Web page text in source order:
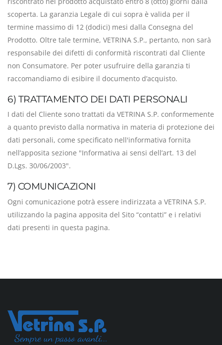
scoperta. La garanzia Legale di cui sopra è valida per il
termine massimo di 12 (dodici) mesi dalla Consegna del
Prodotto. Oltre tale termine, VETRINA S.P., pertanto, non sarà
responsabile dei difetti di conformità riscontrati dal Cliente
non Consumatore. Per poter usufruire della garanzia ti
raccomandiamo di esibire il documento d’acquisto.
6) TRATTAMENTO DEI DATI PERSONALI
I dati del Cliente sono trattati da VETRINA S.P. conformemente
a quanto previsto dalla normativa in materia di protezione dei
dati personali, come specificato nell'informativa fornita
nell’apposita sezione "Informativa ai sensi dell’art. 13 del
D.Lgs. 30/06/2003".
7) COMUNICAZIONI
Ogni comunicazione potrà essere indirizzata a VETRINA S.P.
utilizzando la pagina apposita del Sito “contatti” e i relativi
dati presenti in questa pagina.